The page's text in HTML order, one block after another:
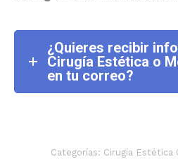
¿Quieres recibir
Cirugía Estética o
en tu correo?
Categorías: Cirugía Estética